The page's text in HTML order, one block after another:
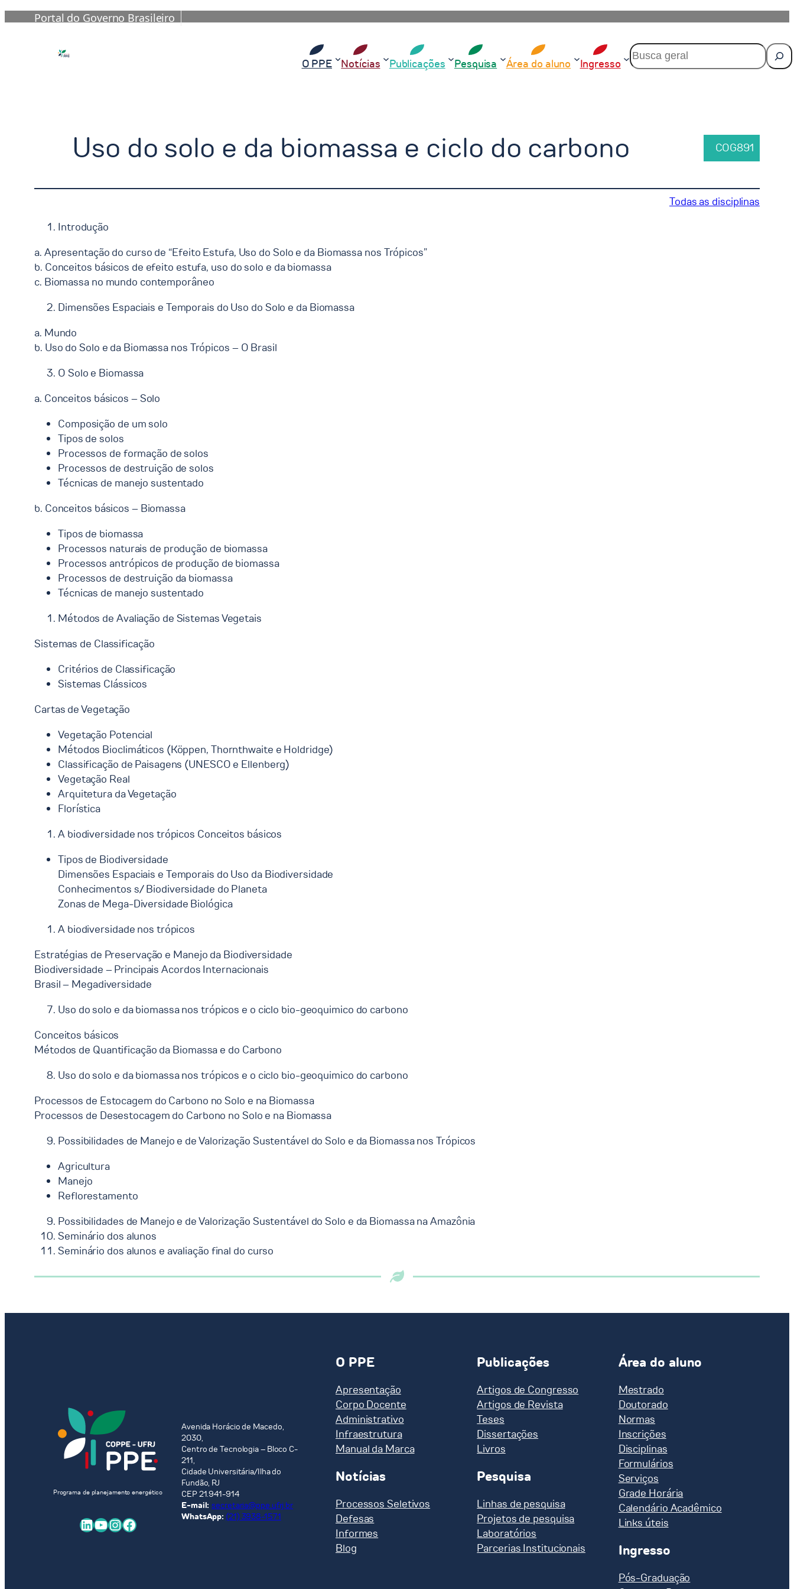
Portal do Governo Brasileiro
O PPE Notícias Publicações Pesquisa Área do aluno Ingresso
P
e
s
Uso do solo e da biomassa e ciclo do carbono COG891
Todas as disciplinas
Introdução
a. Apresentação do curso de “Efeito Estufa, Uso do Solo e da Biomassa nos Trópicos”
b. Conceitos básicos de efeito estufa, uso do solo e da biomassa
c. Biomassa no mundo contemporâneo
Dimensões Espaciais e Temporais do Uso do Solo e da Biomassa
a. Mundo
b. Uso do Solo e da Biomassa nos Trópicos – O Brasil
O Solo e Biomassa
a. Conceitos básicos – Solo
Composição de um solo
Tipos de solos
Processos de formação de solos
Processos de destruição de solos
Técnicas de manejo sustentado
b. Conceitos básicos – Biomassa
Tipos de biomassa
Processos naturais de produção de biomassa
Processos antrópicos de produção de biomassa
Processos de destruição da biomassa
Técnicas de manejo sustentado
Métodos de Avaliação de Sistemas Vegetais
Sistemas de Classificação
Critérios de Classificação
Sistemas Clássicos
Cartas de Vegetação
Vegetação Potencial
Métodos Bioclimáticos (Köppen, Thornthwaite e Holdridge)
Classificação de Paisagens (UNESCO e Ellenberg)
Vegetação Real
Arquitetura da Vegetação
Florística
A biodiversidade nos trópicos Conceitos básicos
Tipos de Biodiversidade
Dimensões Espaciais e Temporais do Uso da Biodiversidade
Conhecimentos s/ Biodiversidade do Planeta
Zonas de Mega-Diversidade Biológica
A biodiversidade nos trópicos
Estratégias de Preservação e Manejo da Biodiversidade
Biodiversidade – Principais Acordos Internacionais
Brasil – Megadiversidade
Uso do solo e da biomassa nos trópicos e o ciclo bio-geoquimico do carbono
Conceitos básicos
Métodos de Quantificação da Biomassa e do Carbono
Uso do solo e da biomassa nos trópicos e o ciclo bio-geoquimico do carbono
Processos de Estocagem do Carbono no Solo e na Biomassa
Processos de Desestocagem do Carbono no Solo e na Biomassa
Possibilidades de Manejo e de Valorização Sustentável do Solo e da Biomassa nos Trópicos
Agricultura
Manejo
Reflorestamento
Possibilidades de Manejo e de Valorização Sustentável do Solo e da Biomassa na Amazônia
Seminário dos alunos
Seminário dos alunos e avaliação final do curso
Programa de planejamento energético
LinkedIn Youtube InstagramFacebook
Avenida Horácio de Macedo,
2030,
Centro de Tecnologia – Bloco C-
211,
Cidade Universitária/Ilha do
Fundão, RJ
CEP 21.941-914
E-mail:secretaria@ppe.ufrj.br
WhatsApp: (21) 3938-1571
O PPE
Apresentação
Corpo Docente
Administrativo
Infraestrutura
Manual da Marca
Notícias
Processos Seletivos
Defesas
Informes
Blog
Publicações
Artigos de Congresso
Artigos de Revista
Teses
Dissertações
Livros
Pesquisa
Linhas de pesquisa
Projetos de pesquisa
Laboratórios
Parcerias Institucionais
Área do aluno
Mestrado
Doutorado
Normas
Inscrições
Disciplinas
Formulários
Serviços
Grade Horária
Calendário Acadêmico
Links úteis
Ingresso
Pós-Graduação